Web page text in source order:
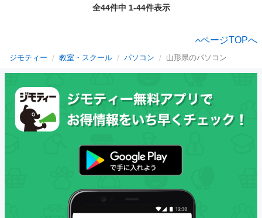
全44件中 1-44件表示
ページTOPへ
ジモティー 教室・スクール パソコン 山形県のパソコン